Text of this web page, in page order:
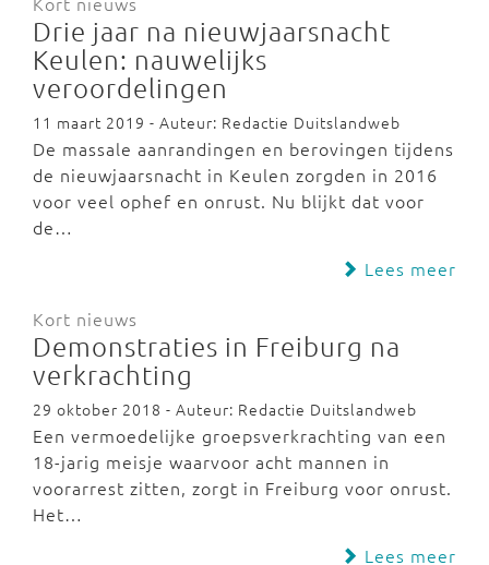
Drie jaar na nieuwjaarsnacht
Keulen: nauwelijks
veroordelingen
11 maart 2019 - Auteur: Redactie Duitslandweb
De massale aanrandingen en berovingen tijdens
de nieuwjaarsnacht in Keulen zorgden in 2016
voor veel ophef en onrust. Nu blijkt dat voor
de…
Lees meer
Kort nieuws
Demonstraties in Freiburg na
verkrachting
29 oktober 2018 - Auteur: Redactie Duitslandweb
Een vermoedelijke groepsverkrachting van een
18-jarig meisje waarvoor acht mannen in
voorarrest zitten, zorgt in Freiburg voor onrust.
Het…
Lees meer